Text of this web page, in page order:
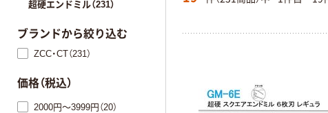
超硬エンドミル（231）
ブランドから絞り込む
ZCC・CT（231）
価格（税込）
2000円～3999円（20）